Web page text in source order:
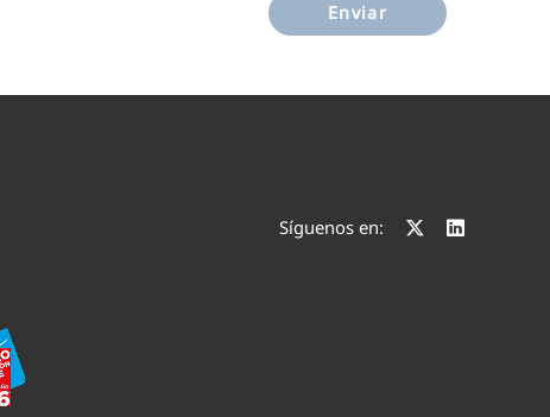
Enviar
Síguenos en: